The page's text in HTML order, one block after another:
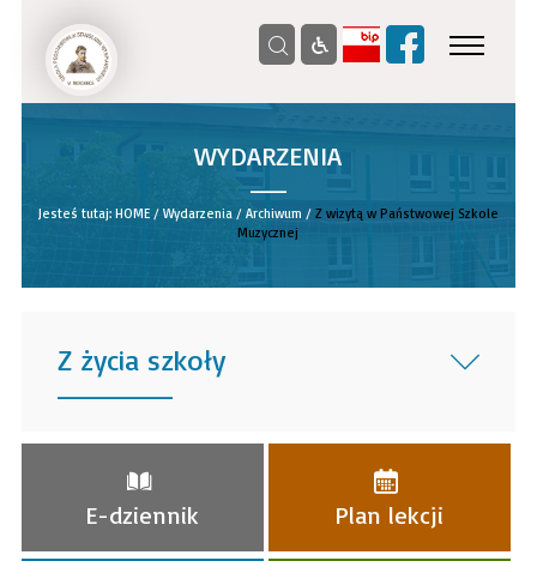
WYDARZENIA
__
Jesteś tutaj: HOME/ Wydarzenia/ Archiwum / Z wizytą w Państwowej Szkole
Muzycznej
Z życia szkoły
______
E-dziennik Plan lekcji